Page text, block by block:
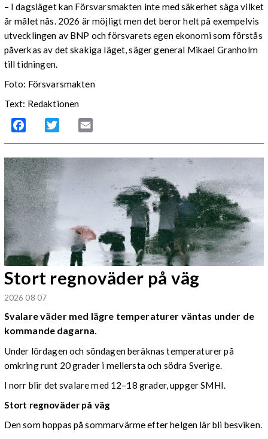
– I dagsläget kan Försvarsmakten inte med säkerhet säga vilket
år målet nås. 2026 är möjligt men det beror helt på exempelvis
utvecklingen av BNP och försvarets egen ekonomi som förstås
påverkas av det skakiga läget, säger general Mikael Granholm
till tidningen.
Foto: Försvarsmakten
Text: Redaktionen
Facebook Twitter
Stort regnoväder på väg
2026 08 07
Svalare väder med lägre temperaturer väntas under de
kommande dagarna.
Under lördagen och söndagen beräknas temperaturer på
omkring runt 20 grader i mellersta och södra Sverige.
I norr blir det svalare med 12–18 grader, uppger SMHI.
Stort regnoväder på väg
Den som hoppas på sommarvärme efter helgen lär bli besviken.